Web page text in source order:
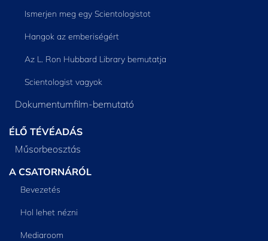
Ismerjen meg egy Scientologistot
Hangok az emberiségért
Az L. Ron Hubbard Library bemutatja
Scientologist vagyok
Dokumentumfilm-bemutató
ÉLŐ TÉVÉADÁS
Műsorbeosztás
A CSATORNÁRÓL
Bevezetés
Hol lehet nézni
Mediaroom